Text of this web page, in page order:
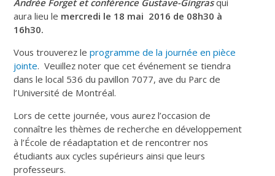
aura lieu le mercredi le 18 mai 2016 de 08h30 à
16h30.
Vous trouverez leprogramme de la journée en pièce
jointe. Veuillez noter que cet événement se tiendra
dans le local 536 du pavillon 7077, ave du Parc de
l’Université de Montréal.
Lors de cette journée, vous aurez l’occasion de
connaître les thèmes de recherche en développement
à l’École de réadaptation et de rencontrer nos
étudiants aux cycles supérieurs ainsi que leurs
professeurs.